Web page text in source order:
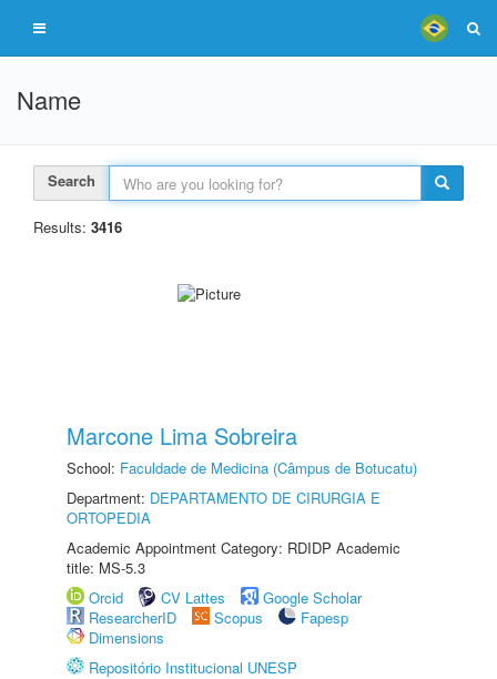
Name
Search
Results: 3416
Marcone Lima Sobreira
School: Faculdade de Medicina (Câmpus de Botucatu)
Department: DEPARTAMENTO DE CIRURGIA E
ORTOPEDIA
Academic Appointment Category: RDIDP Academic
title: MS-5.3
Orcid
CV Lattes
Google Scholar
ResearcherID
Scopus
Fapesp
Dimensions
Repositório Institucional UNESP